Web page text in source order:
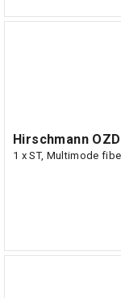
Hirschmann OZD
1 x ST, Multimode